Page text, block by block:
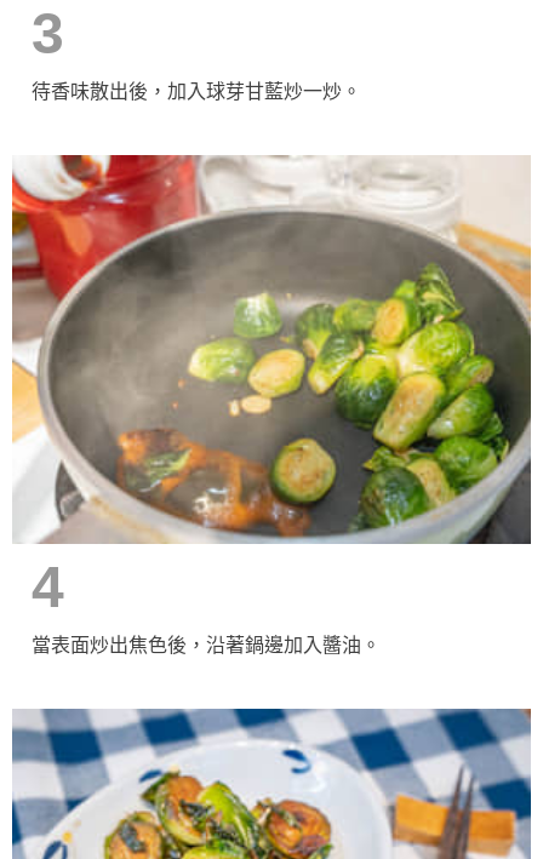
3
待香味散出後，加入球芽甘藍炒一炒。
4
當表面炒出焦色後，沿著鍋邊加入醬油。